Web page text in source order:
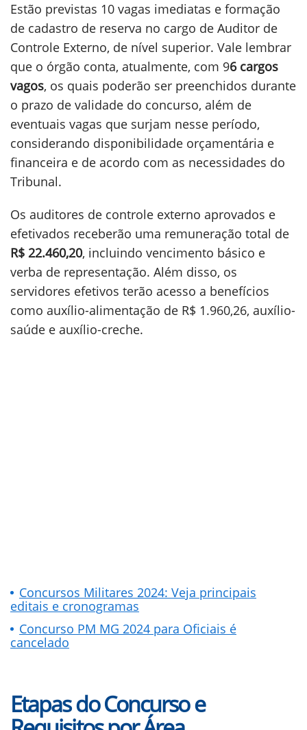
Estão previstas 10 vagas imediatas e formação
de cadastro de reserva no cargo de Auditor de
Controle Externo, de nível superior. Vale lembrar
que o órgão conta, atualmente, com 96 cargos
vagos, os quais poderão ser preenchidos durante
o prazo de validade do concurso, além de
eventuais vagas que surjam nesse período,
considerando disponibilidade orçamentária e
financeira e de acordo com as necessidades do
Tribunal.
Os auditores de controle externo aprovados e
efetivados receberão uma remuneração total de
R$ 22.460,20, incluindo vencimento básico e
verba de representação. Além disso, os
servidores efetivos terão acesso a benefícios
como auxílio-alimentação de R$ 1.960,26, auxílio-
saúde e auxílio-creche.
Concursos Militares 2024: Veja principais
editais e cronogramas
Concurso PM MG 2024 para Oficiais é
cancelado
Etapas do Concurso e